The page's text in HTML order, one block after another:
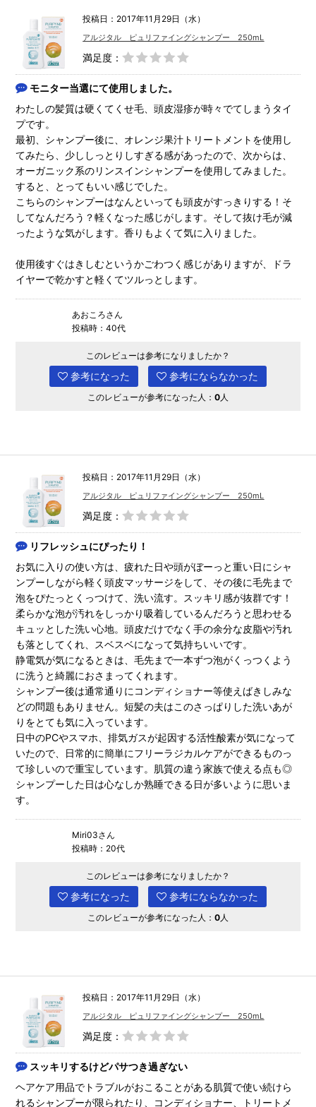
投稿日：2017年11月29日（水）
アルジタル ピュリファイングシャンプー 250mL
満足度：
モニター当選にて使用しました。
わたしの髪質は硬くてくせ毛、頭皮湿疹が時々でてしまうタイ
プです。
最初、シャンプー後に、オレンジ果汁トリートメントを使用し
てみたら、少ししっとりしすぎる感があったので、次からは、
オーガニック系のリンスインシャンプーを使用してみました。
すると、とってもいい感じでした。
こちらのシャンプーはなんといっても頭皮がすっきりする！そ
してなんだろう？軽くなった感じがします。そして抜け毛が減
ったような気がします。香りもよくて気に入りました。
使用後すぐはきしむというかごわつく感じがありますが、ドラ
イヤーで乾かすと軽くてツルっとします。
あおころさん
投稿時：40代
このレビューは参考になりましたか？
参考になった 参考にならなかった
このレビューが参考になった人： 0 人
投稿日：2017年11月29日（水）
アルジタル ピュリファイングシャンプー 250mL
満足度：
リフレッシュにぴったり！
お気に入りの使い方は、疲れた日や頭がぼーっと重い日にシャ
ンプーしながら軽く頭皮マッサージをして、その後に毛先まで
泡をぴたっとくっつけて、洗い流す。スッキリ感が抜群です！
柔らかな泡が汚れをしっかり吸着しているんだろうと思わせる
キュッとした洗い心地。頭皮だけでなく手の余分な皮脂や汚れ
も落としてくれ、スベスベになって気持ちいいです。
静電気が気になるときは、毛先まで一本ずつ泡がくっつくよう
に洗うと綺麗におさまってくれます。
シャンプー後は通常通りにコンディショナー等使えばきしみな
どの問題もありません。短髪の夫はこのさっぱりした洗いあが
りをとても気に入っています。
日中のPCやスマホ、排気ガスが起因する活性酸素が気になって
いたので、日常的に簡単にフリーラジカルケアができるものっ
て珍しいので重宝しています。肌質の違う家族で使える点も◎
シャンプーした日は心なしか熟睡できる日が多いように思いま
す。
Miri03さん
投稿時：20代
このレビューは参考になりましたか？
参考になった 参考にならなかった
このレビューが参考になった人： 0人
投稿日：2017年11月29日（水）
アルジタル ピュリファイングシャンプー 250mL
満足度：
スッキリするけどパサつき過ぎない
ヘアケア用品でトラブルがおこることがある肌質で使い続けら
れるシャンプーが限られたり、コンディショナー、トリートメ